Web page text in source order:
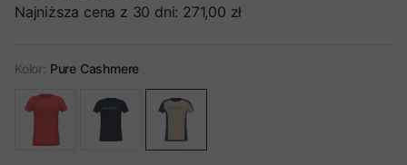
Najniższa cena z 30 dni: 271,00 zł
Kolor: Pure Cashmere